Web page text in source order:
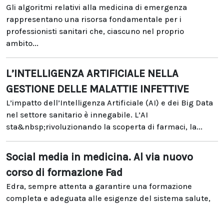
Gli algoritmi relativi alla medicina di emergenza
rappresentano una risorsa fondamentale per i
professionisti sanitari che, ciascuno nel proprio
ambito...
L’INTELLIGENZA ARTIFICIALE NELLA
GESTIONE DELLE MALATTIE INFETTIVE
L’impatto dell’Intelligenza Artificiale (AI) e dei Big Data
nel settore sanitario è innegabile. L’AI
sta&nbsp;rivoluzionando la scoperta di farmaci, la...
Social media in medicina. Al via nuovo
corso di formazione Fad
Edra, sempre attenta a garantire una formazione
completa e adeguata alle esigenze del sistema salute,